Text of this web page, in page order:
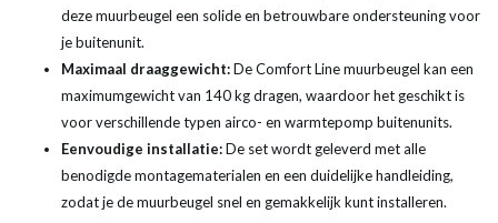
deze muurbeugel een solide en betrouwbare ondersteuning voor
je buitenunit.
Maximaal draaggewicht:De Comfort Line muurbeugel kan een
maximumgewicht van 140 kg dragen, waardoor het geschikt is
voor verschillende typen airco- en warmtepomp buitenunits.
Eenvoudige installatie:De set wordt geleverd met alle
benodigde montagematerialen en een duidelijke handleiding,
zodat je de muurbeugel snel en gemakkelijk kunt installeren.